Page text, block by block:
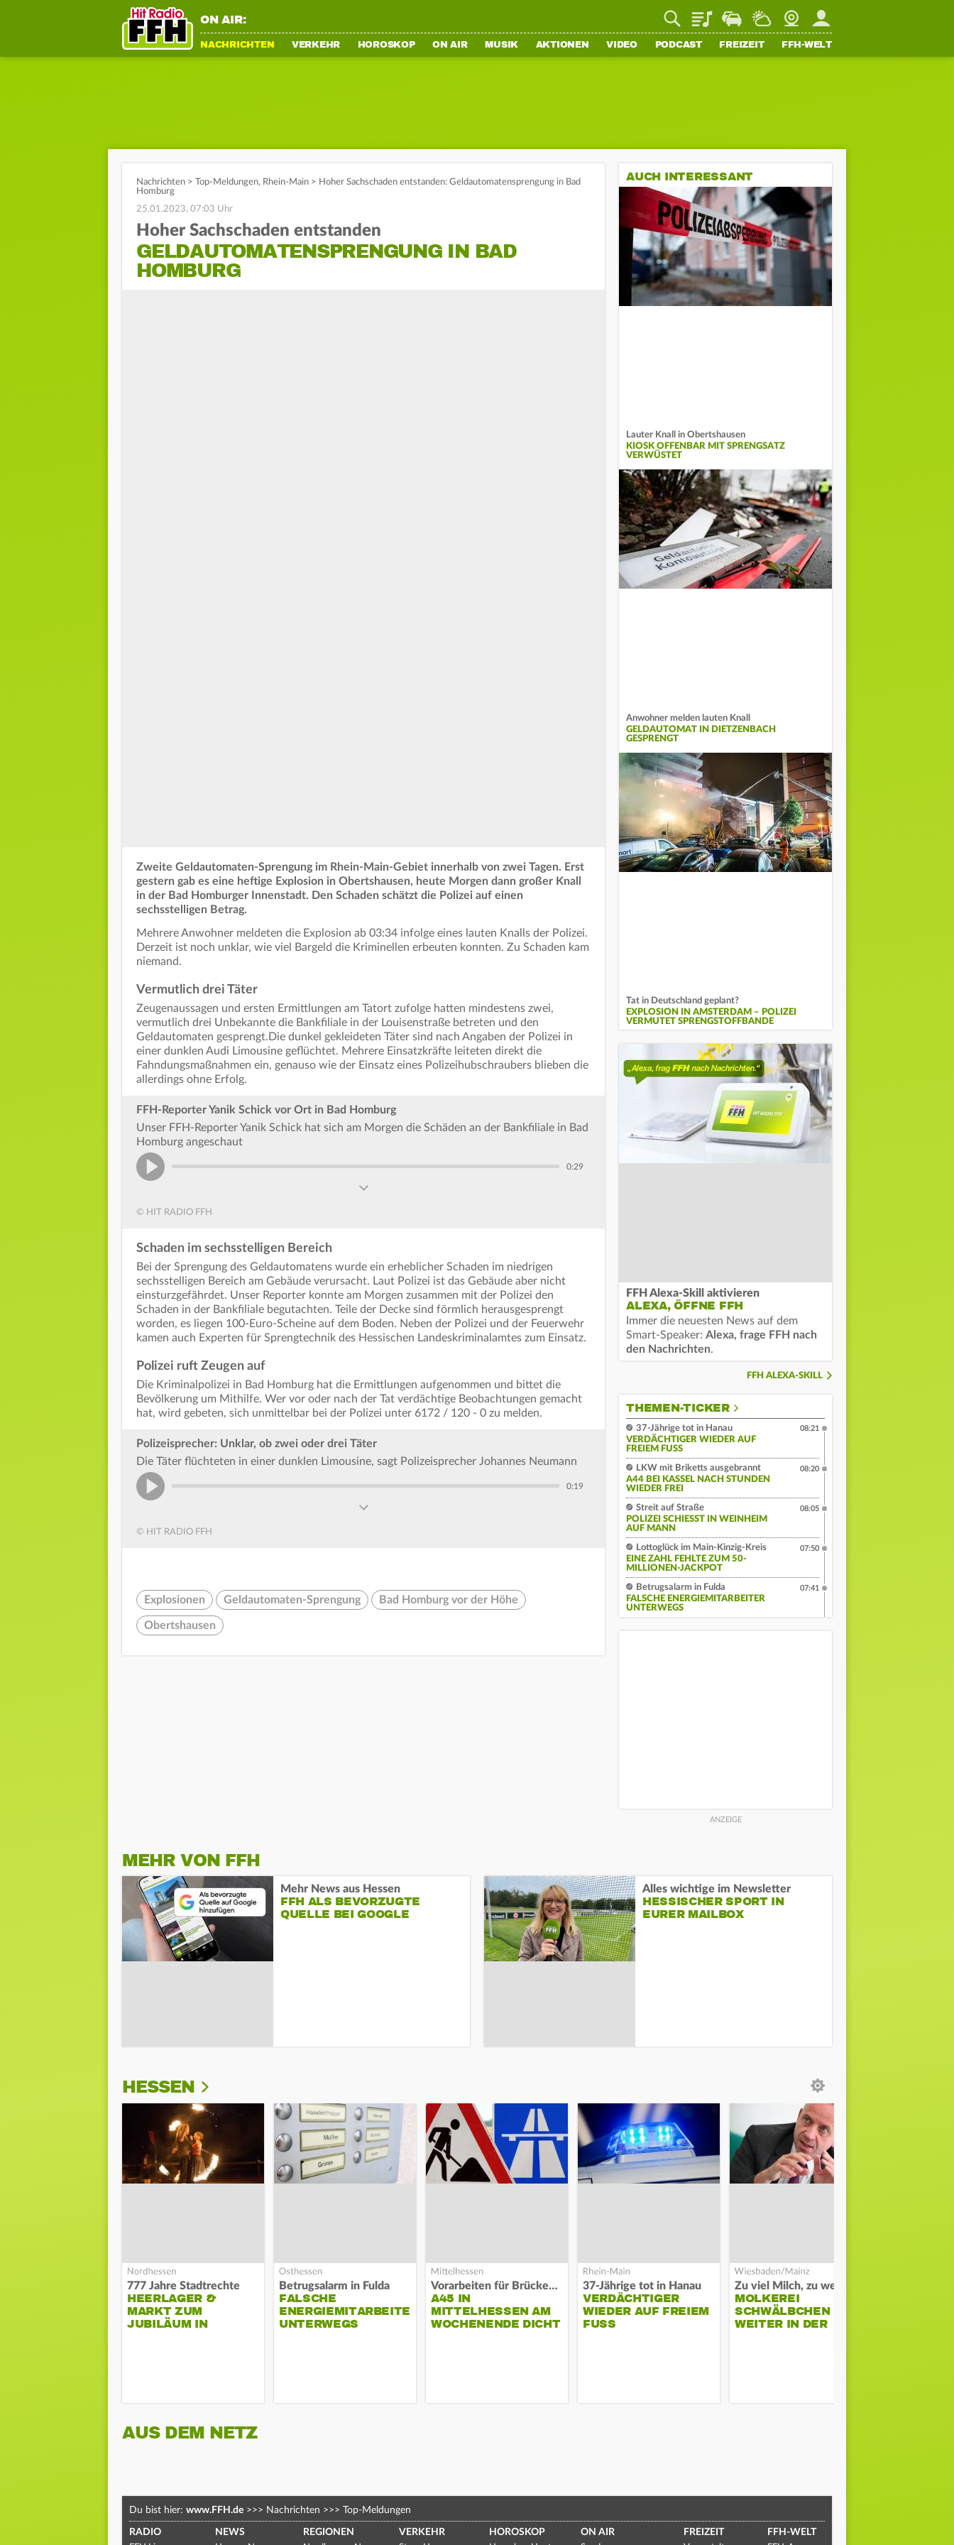
ON AIR: PlaylistStaupilotWetterWebcamMein FFH
NACHRICHTEN VERKEHR HOROSKOP ON AIR MUSIK AKTIONEN VIDEO PODCAST FREIZEIT FFH-WELT
Nachrichten > Top-Meldungen, Rhein-Main > Hoher Sachschaden entstanden: Geldautomatensprengung in Bad
Homburg
25.01.2023, 07:03 Uhr
Hoher Sachschaden entstanden
GELDAUTOMATENSPRENGUNG IN BAD
HOMBURG
Zweite Geldautomaten-Sprengung im Rhein-Main-Gebiet innerhalb von zwei Tagen. Erst
gestern gab es eine heftige Explosion in Obertshausen, heute Morgen dann großer Knall
in der Bad Homburger Innenstadt. Den Schaden schätzt die Polizei auf einen
sechsstelligen Betrag.
Mehrere Anwohner meldeten die Explosion ab 03:34 infolge eines lauten Knalls der Polizei.
Derzeit ist noch unklar, wie viel Bargeld die Kriminellen erbeuten konnten. Zu Schaden kam
niemand.
Vermutlich drei Täter
Zeugenaussagen und ersten Ermittlungen am Tatort zufolge hatten mindestens zwei,
vermutlich drei Unbekannte die Bankfiliale in der Louisenstraße betreten und den
Geldautomaten gesprengt.Die dunkel gekleideten Täter sind nach Angaben der Polizei in
einer dunklen Audi Limousine geflüchtet. Mehrere Einsatzkräfte leiteten direkt die
Fahndungsmaßnahmen ein, genauso wie der Einsatz eines Polizeihubschraubers blieben die
allerdings ohne Erfolg.
FFH-Reporter Yanik Schick vor Ort in Bad Homburg
Unser FFH-Reporter Yanik Schick hat sich am Morgen die Schäden an der Bankfiliale in Bad
Homburg angeschaut
0:29
© HIT RADIO FFH
Schaden im sechsstelligen Bereich
Bei der Sprengung des Geldautomatens wurde ein erheblicher Schaden im niedrigen
sechsstelligen Bereich am Gebäude verursacht. Laut Polizei ist das Gebäude aber nicht
einsturzgefährdet. Unser Reporter konnte am Morgen zusammen mit der Polizei den
Schaden in der Bankfiliale begutachten. Teile der Decke sind förmlich herausgesprengt
worden, es liegen 100-Euro-Scheine auf dem Boden. Neben der Polizei und der Feuerwehr
kamen auch Experten für Sprengtechnik des Hessischen Landeskriminalamtes zum Einsatz.
Polizei ruft Zeugen auf
Die Kriminalpolizei in Bad Homburg hat die Ermittlungen aufgenommen und bittet die
Bevölkerung um Mithilfe. Wer vor oder nach der Tat verdächtige Beobachtungen gemacht
hat, wird gebeten, sich unmittelbar bei der Polizei unter 6172 / 120 - 0 zu melden.
Polizeisprecher: Unklar, ob zwei oder drei Täter
Die Täter flüchteten in einer dunklen Limousine, sagt Polizeisprecher Johannes Neumann
0:19
© HIT RADIO FFH
Explosionen Geldautomaten-Sprengung Bad Homburg vor der Höhe
Obertshausen
AUCH INTERESSANT
Lauter Knall in Obertshausen
KIOSK OFFENBAR MIT SPRENGSATZ
VERWÜSTET
Anwohner melden lauten Knall
GELDAUTOMAT IN DIETZENBACH
GESPRENGT
Tat in Deutschland geplant?
EXPLOSION IN AMSTERDAM – POLIZEI
VERMUTET SPRENGSTOFFBANDE
FFH Alexa-Skill aktivieren
ALEXA, ÖFFNE FFH
Immer die neuesten News auf dem
Smart-Speaker: Alexa, frage FFH nach
den Nachrichten.
FFH ALEXA-SKILL
THEMEN-TICKER
37-Jährige tot in Hanau
VERDÄCHTIGER WIEDER AUF
FREIEM FUSS
08:21
LKW mit Briketts ausgebrannt
A44 BEI KASSEL NACH STUNDEN
WIEDER FREI
08:20
Streit auf Straße
POLIZEI SCHIESST IN WEINHEIM A
UF MANN
08:05
Lottoglück im Main-Kinzig-Kreis
EINE ZAHL FEHLTE ZUM 50-
MILLIONEN-JACKPOT
07:50
Betrugsalarm in Fulda
FALSCHE ENERGIEMITARBEITER
UNTERWEGS
07:41
MEHR VON FFH
Mehr News aus Hessen
FFH ALS BEVORZUGTE
QUELLE BEI GOOGLE
Alles wichtige im Newsletter
HESSISCHER SPORT IN
EURER MAILBOX
HESSEN
777 Jahre Stadtrechte
HEERLAGER &
MARKT ZUM
JUBILÄUM IN
Betrugsalarm in Fulda
FALSCHE
ENERGIEMITARBEITER
UNTERWEGS
Vorarbeiten für Brücken-Neubau
A45 IN
MITTELHESSEN AM
WOCHENENDE DICHT
37-Jährige tot in Hanau
VERDÄCHTIGER
WIEDER AUF FREIEM
FUSS
MOLKEREI
SCHWÄLBCHEN
WEITER IN DER
AUS DEM NETZ
Du bist hier: www.FFH.de >>> Nachrichten >>> Top-Meldungen
RADIO NEWS REGIONEN VERKEHR HOROSKOP ON AIR FREIZEIT FFH-WELT